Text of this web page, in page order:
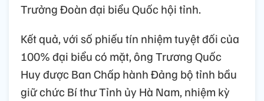
Trưởng Đoàn đại biểu Quốc hội tỉnh.
Kết quả, với số phiếu tín nhiệm tuyệt đối của
100% đại biểu có mặt, ông Trương Quốc
Huy được Ban Chấp hành Đảng bộ tỉnh bầu
giữ chức Bí thư Tỉnh ủy Hà Nam, nhiệm kỳ